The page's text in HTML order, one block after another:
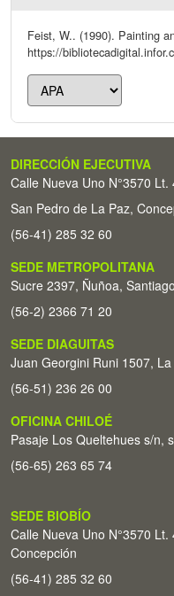
Feist, W.. (1990). Painting
https://
DIRECCIÓN EJECUTIVA
Calle Nueva Uno N°3570 Lt.
San Pedro de La Paz,
(56-41) 285 32 60
SEDE METROPOLITANA
Sucre 2397, Ñuñoa, Santiago
(56-2) 2366 71 20
SEDE DIAGUITAS
Juan Georgini Runi 1507,
(56-51) 236 26 00
OFICINA CHILOÉ
Pasaje Los Queltehues s/n,
(56-65) 263 65 74
SEDE BIOBÍO
Calle Nueva Uno N°3570
Concepción
(56-41) 285 32 60